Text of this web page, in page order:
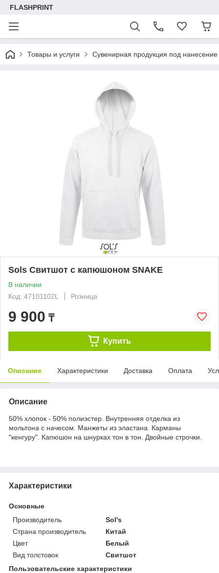
FLASHPRINT
Товары и услуги Сувенирная продукция под нанесение
Sols Свитшот с капюшоном SNAKE
В наличии
Код: 47101102L
Розница
9 900 ₸
Купить
Описание Характеристики Доставка Оплата
Описание
50% хлопок - 50% полиэстер. Внутренняя отделка из
мольтона с начесом. Манжеты из эластана. Карманы
"кенгуру". Капюшон на шнурках тон в тон. Двойные строчки.
Характеристики
Основные
Производитель
Sol's
Страна производитель
Китай
Цвет
Белый
Вид толстовок
Свитшот
Пользовательские характеристики